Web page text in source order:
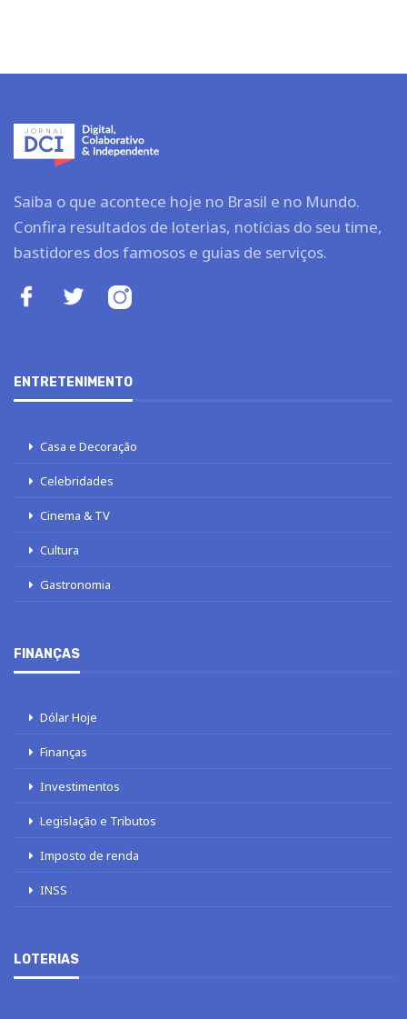
Saiba o que acontece hoje no Brasil e no Mundo.
Confira resultados de loterias, notícias do seu time,
bastidores dos famosos e guias de serviços.
ENTRETENIMENTO
Casa e Decoração
Celebridades
Cinema & TV
Cultura
Gastronomia
FINANÇAS
Dólar Hoje
Finanças
Investimentos
Legislação e Tributos
Imposto de renda
INSS
LOTERIAS